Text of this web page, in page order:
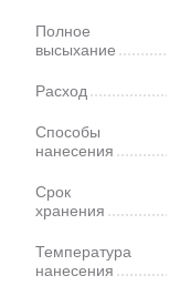
Полное
высыхание
Расход
Способы
нанесения
Срок
хранения
Температура
нанесения